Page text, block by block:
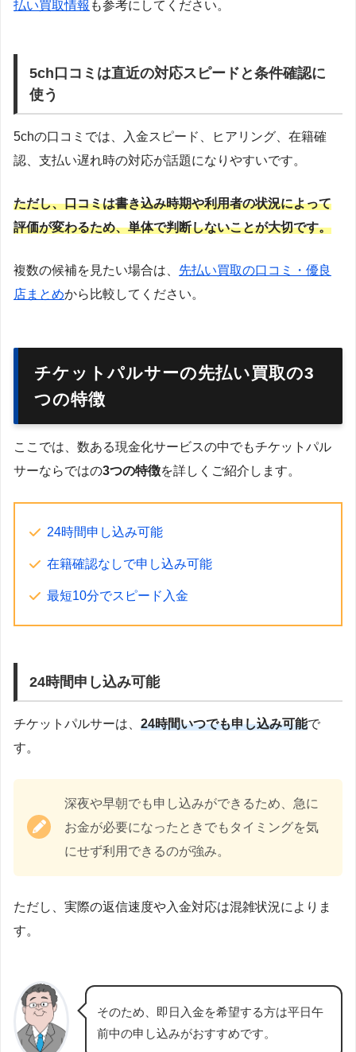
払い買取情報 も参考にしてください。
5ch口コミは直近の対応スピードと条件確認に
使う
5chの口コミでは、入金スピード、ヒアリング、在籍確
認、支払い遅れ時の対応が話題になりやすいです。
ただし、口コミは書き込み時期や利用者の状況によって
評価が変わるため、単体で判断しないことが大切です。
複数の候補を見たい場合は、 先払い買取の口コミ・優良
店まとめから比較してください。
チケットパルサーの先払い買取の3
つの特徴
ここでは、数ある現金化サービスの中でもチケットパル
サーならではの3つの特徴を詳しくご紹介します。
24時間申し込み可能
在籍確認なしで申し込み可能
最短10分でスピード入金
24時間申し込み可能
チケットパルサーは、 24時間いつでも申し込み可能で
す。
深夜や早朝でも申し込みができるため、急に
お金が必要になったときでもタイミングを気
にせず利用できるのが強み。
ただし、実際の返信速度や入金対応は混雑状況によりま
す。
そのため、即日入金を希望する方は平日午
前中の申し込みがおすすめです。